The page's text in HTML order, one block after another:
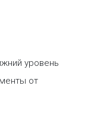
уровень
от